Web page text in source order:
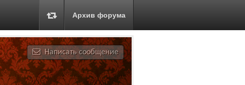
Архив форума
Написать сообщение